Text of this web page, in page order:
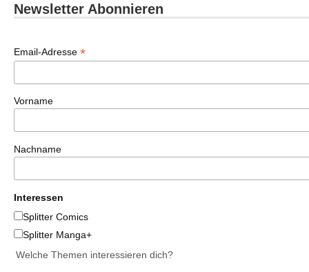
Newsletter Abonnieren
Email-Adresse *
Vorname
Nachname
Interessen
Splitter Comics
Splitter Manga+
Welche Themen interessieren dich?